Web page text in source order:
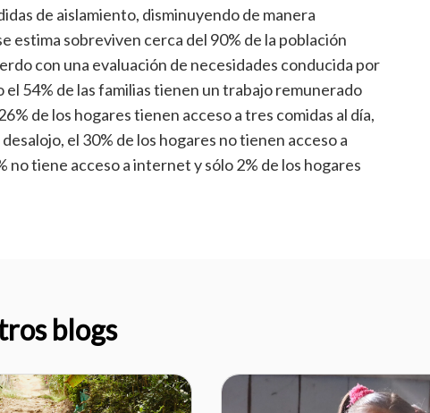
de aislamiento, disminuyendo de manera
estima sobreviven cerca del 90% de la población
con una evaluación de necesidades conducida por
54% de las familias tienen un trabajo remunerado
de los hogares tienen acceso a tres comidas al día,
el 30% de los hogares no tienen acceso a
no tiene acceso a internet y sólo 2% de los hogares
blogs